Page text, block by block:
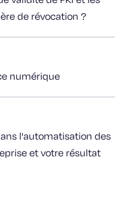
de révocation ?
numérique
l'automatisation des
et votre résultat